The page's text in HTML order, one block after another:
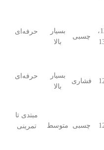
12،
چسبی
بسیار
بالا
حرفه‌ای
فشاری
بسیار
بالا
حرفه‌ای
چسبی متوسط
مبتدی تا
تمرینی